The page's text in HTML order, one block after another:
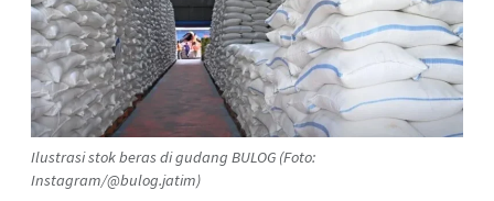
Ilustrasi stok beras di gudang BULOG (Foto:
Instagram/@bulog.jatim)